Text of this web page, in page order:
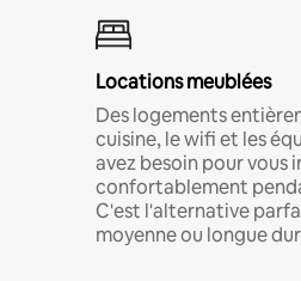
Locations meublées
Des logements
cuisine, le wifi et les
avez besoin pour vous
confortablement
C'est l'alternative
moyenne ou longue